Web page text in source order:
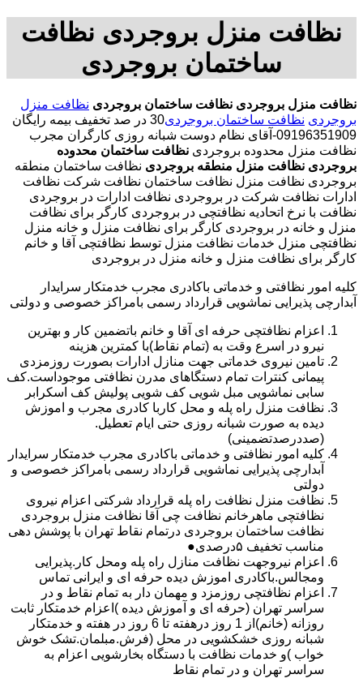
نظافت منزل بروجردی نظافت
ساختمان بروجردی
نظافت منزل بروجردی نظافت ساختمان بروجردی نظافت منزل
بروجردی نظافت ساختمان بروجردی
30 در صد تخفیف بیمه رایگان
09196351909-آقای نظام دوست شبانه روزی کارگران مجرب
نظافت منزل محدوده بروجردی نظافت ساختمان محدوده
بروجردی نظافت منزل منطقه بروجردی نظافت ساختمان منطقه
بروجردی نظافت منزل نظافت ساختمان نظافت شرکت نظافت
ادارات نظافت شرکت در بروجردی نظافت ادارات در بروجردی
نظافت با نرخ اتحادیه نظافتچی در بروجردی کارگر برای نظافت
منزل و خانه در بروجردی کارگر برای نظافت منزل و خانه منزل
نظافتچی منزل خدمات نظافت منزل توسط نظافتچی آقا و خانم
کارگر برای نظافت منزل و خانه منزل در بروجردی
کلیه امور نظافتی و خدماتی باکادری مجرب خدمتکار سرایدار
آبدارچی پذیرایی نماشویی قرارداد رسمی بامراکز خصوصی و دولتی
اعزام نظافتچی حرفه ای آقا و خانم باتضمین کار و بهترین
نیرو در اسرع وقت به (تمام نقاط)با کمترین هزینه
تامین نیروی خدماتی جهت منازل ادارات بصورت روزمزدی
پیمانی کنترات تمام دستگاهای مدرن نظافتی موجوداست.کف
سابی نماشویی مبل شویی کف شویی پولیش کف اسکرابر
نظافت منزل راه پله و محل کاربا کادری مجرب و اموزش
دیده به صورت شبانه روزی حتی ایام تعطیل.
(صددرصدتضمینی)
کلیه امور نظافتی و خدماتی باکادری مجرب خدمتکار سرایدار
آبدارچی پذیرایی نماشویی قرارداد رسمی بامراکز خصوصی و
دولتی
نظافت منزل نظافت راه پله قرارداد شرکتی اعزام نیروی
نظافتچی ماهرخانم نظافت چی آقا نظافت منزل بروجردی
نظافت ساختمان بروجردی درتمام نقاط تهران با پوشش دهی
مناسب تخفیف ۵درصدی●
اعزام نیروجهت نظافت منازل راه پله ومحل کار.پذیرایی
ومجالس.باکادری اموزش دیده حرفه ای و ایرانی تماس
اعزام نظافتچی روزمزد و مهمان دار به تمام نقاط و در
سراسر تهران (حرفه ای و آموزش دیده )اعزام خدمتکار ثابت
روزانه (خانم)از 1 روز درهفته تا 6 روز در هفته و خدمتکار
شبانه روزی خشکشویی در محل (فرش.مبلمان.تشک خوش
خواب )و خدمات نظافت با دستگاه بخارشویی اعزام به
سراسر تهران و در تمام نقاط